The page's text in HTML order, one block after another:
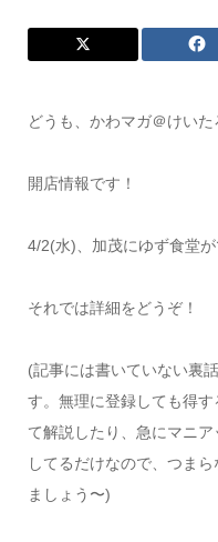
どうも、かわマガ＠けいた
開店情報です！
4/2(水)、加茂にゆず食堂が
それでは詳細をどうぞ！
(記事には書いていない裏話
す。無理に登録しても得
て解説したり、急にマニ
してるだけなので、つま
ましょう〜)